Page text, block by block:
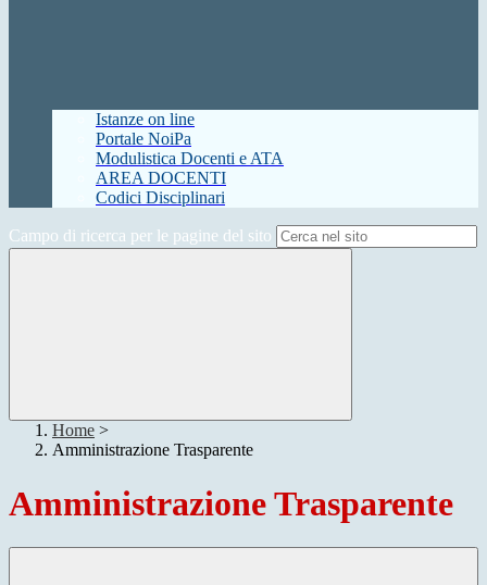
Istanze on line
Portale NoiPa
Modulistica Docenti e ATA
AREA DOCENTI
Codici Disciplinari
Campo di ricerca per le pagine del sito
Home >
Amministrazione Trasparente
Amministrazione Trasparente